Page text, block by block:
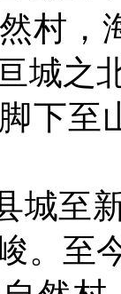
村，
城之
下至
城至
。至